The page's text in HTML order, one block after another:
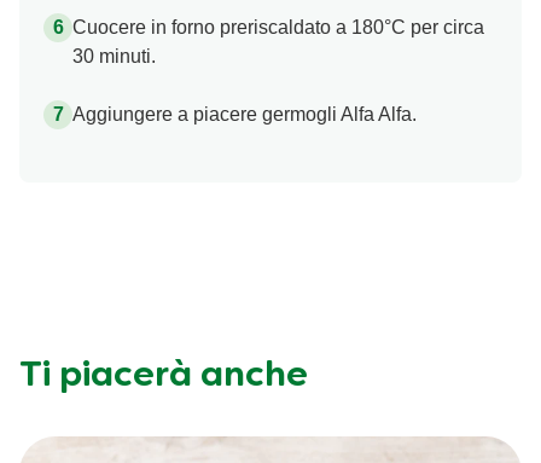
Cuocere in forno preriscaldato a 180°C per circa
30 minuti.
Aggiungere a piacere germogli Alfa Alfa.
Ti piacerà anche